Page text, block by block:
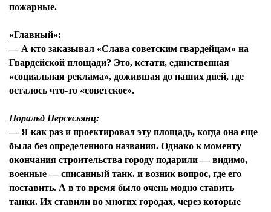
пожарные.
«Главный»:
— А кто заказывал «Слава советским гвардейцам» на
Гвардейской площади? Это, кстати, единственная
«социальная реклама», дожившая до наших дней, где
осталось что-то «советское».
Норальд Нерсесьянц:
— Я как раз и проектировал эту площадь, когда она еще
была без определенного названия. Однако к моменту
окончания строительства городу подарили — видимо,
военные — списанный танк. и возник вопрос, где его
поставить. А в то время было очень модно ставить
танки. Их ставили во многих городах, через которые